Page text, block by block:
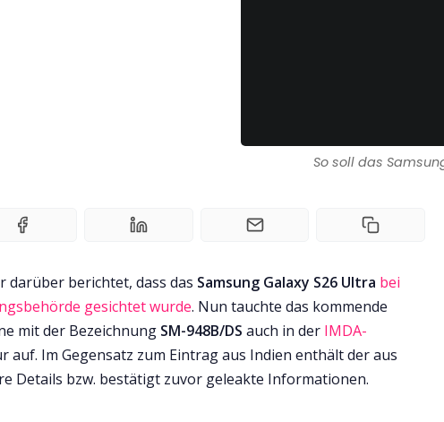
So soll das
darüber berichtet, dass das Samsung Galaxy S26 Ultra bei
gesichtet wurde. Nun tauchte das kommende
mit der Bezeichnung SM-948B/DS auch in der IMDA-
auf. Im Gegensatz zum Eintrag aus Indien enthält der aus
Details bzw. bestätigt zuvor geleakte Informationen.